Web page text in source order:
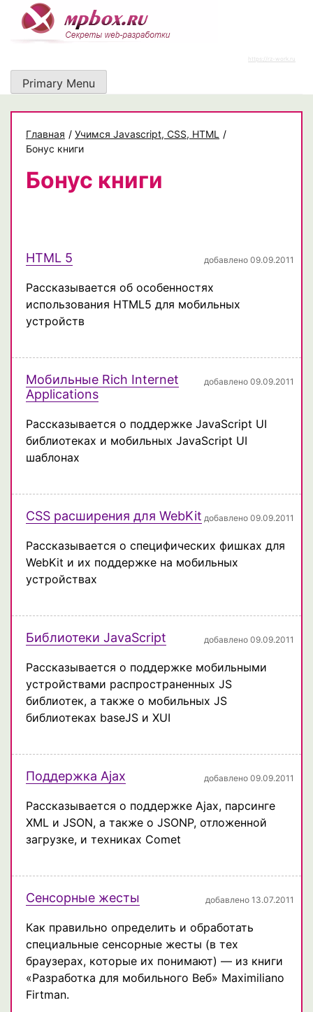
content
https://rz-work.ru
Primary Menu
Главная / Учимся Javascript, CSS, HTML
/
Бонус книги
Бонус книги
HTML 5 добавлено 09.09.2011
Рассказывается об особенностях
использования HTML5 для мобильных
устройств
Мобильные Rich Internet
Applications
добавлено 09.09.2011
Рассказывается о поддержке JavaScript UI
библиотеках и мобильных JavaScript UI
шаблонах
CSS расширения для WebKit добавлено 09.09.2011
Рассказывается о специфических фишках для
WebKit и их поддержке на мобильных
устройствах
Библиотеки JavaScript добавлено 09.09.2011
Рассказывается о поддержке мобильными
устройствами распространенных JS
библиотек, а также о мобильных JS
библиотеках baseJS и XUI
Поддержка Ajax добавлено 09.09.2011
Рассказывается о поддержке Ajax, парсинге
XML и JSON, а также о JSONP, отложенной
загрузке, и техниках Comet
Сенсорные жесты добавлено 13.07.2011
Как правильно определить и обработать
специальные сенсорные жесты (в тех
браузерах, которые их понимают) — из книги
«Разработка для мобильного Веб» Maximiliano
Firtman.